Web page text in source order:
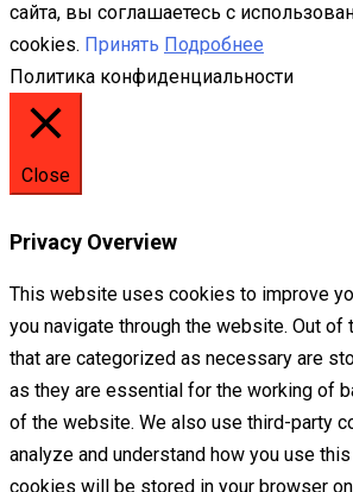
сайта, вы соглашаетесь с
cookies. Принять Подробнее
Политика конфиденциальности
Close
Privacy Overview
This website uses cookies to improve
you navigate through the website. Out of
that are categorized as necessary are
as they are essential for the working of
of the website. We also use third-party
analyze and understand how you use
cookies will be stored in your browser